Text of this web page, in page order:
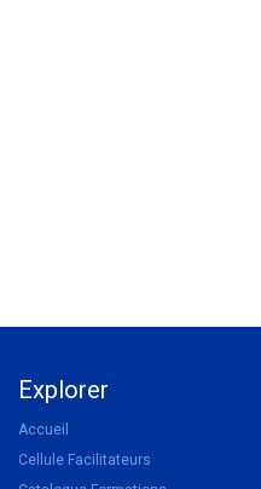
Explorer
Accueil
Cellule Facilitateurs